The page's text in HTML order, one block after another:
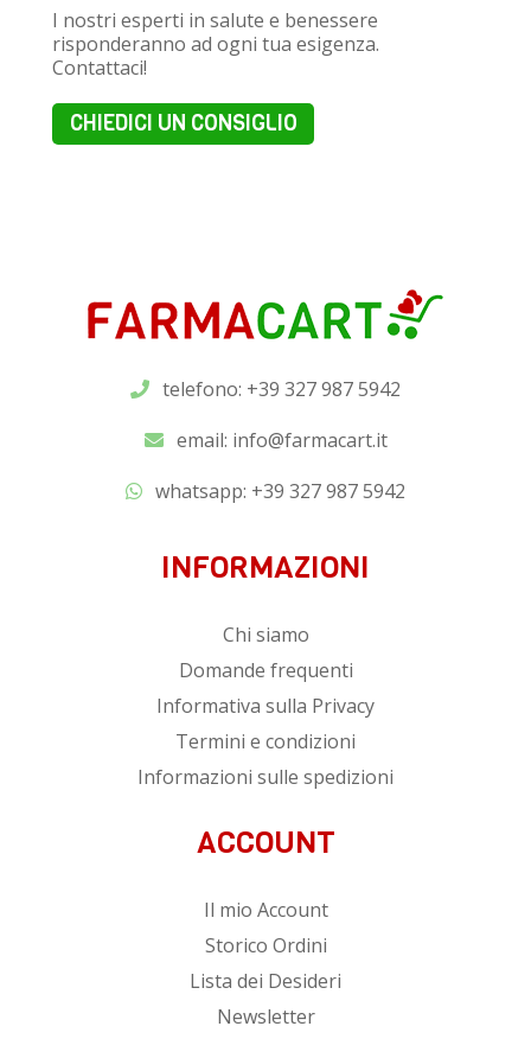
I nostri esperti in salute e benessere
risponderanno ad ogni tua esigenza.
Contattaci!
CHIEDICI UN CONSIGLIO
telefono: +39 327 987 5942
email: info@farmacart.it
whatsapp: +39 327 987 5942
INFORMAZIONI
Chi siamo
Domande frequenti
Informativa sulla Privacy
Termini e condizioni
Informazioni sulle spedizioni
ACCOUNT
Il mio Account
Storico Ordini
Lista dei Desideri
Newsletter